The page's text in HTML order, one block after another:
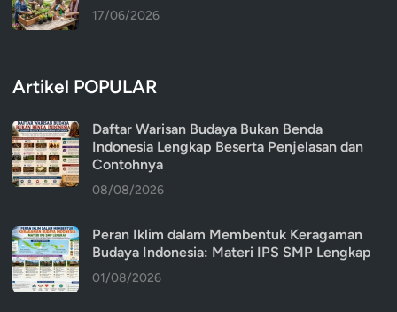
17/06/2026
Artikel POPULAR
Daftar Warisan Budaya Bukan Benda
Indonesia Lengkap Beserta Penjelasan dan
Contohnya
08/08/2026
Peran Iklim dalam Membentuk Keragaman
Budaya Indonesia: Materi IPS SMP Lengkap
01/08/2026